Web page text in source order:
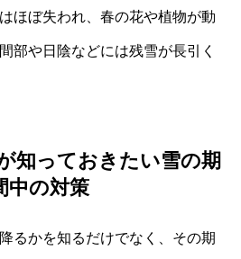
ほぼ失われ、春の花や植物が動
部や日陰などには残雪が長引く
知っておきたい雪の期
中の対策
るかを知るだけでなく、その期